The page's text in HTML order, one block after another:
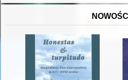
NOWOŚCI